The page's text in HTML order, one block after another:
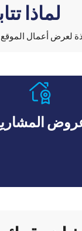
لماذا
لعرض أعمال